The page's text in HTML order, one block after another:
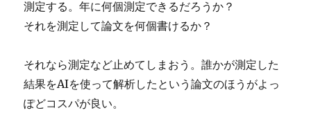
測定する。年に何個測定できるだろうか？
それを測定して論文を何個書けるか？
それなら測定など止めてしまおう。誰かが測定した
結果をAIを使って解析したという論文のほうがよっ
ぽどコスパが良い。